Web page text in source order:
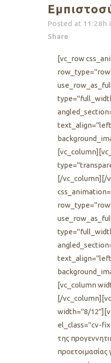
Posted at 11:28h
Share
[vc_row
[/vc_column][/
[vc_column
[/
width="8/
el_class="cv-
της
προετοιμασίας